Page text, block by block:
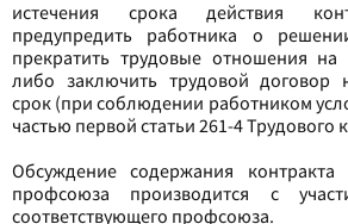
истечения срока действия
предупредить работника о
прекратить трудовые отношения на
либо заключить трудовой договор
срок (при соблюдении работником
частью первой статьи 261-4 Трудового
Обсуждение содержания
профсоюза производится с
соответствующего профсоюза.